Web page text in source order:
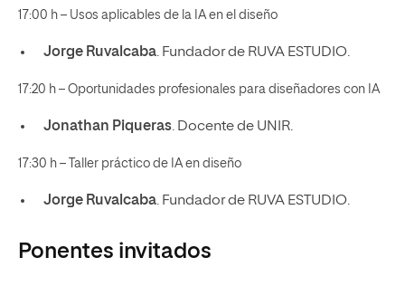
17:00 h – Usos aplicables de la IA en el diseño
Jorge Ruvalcaba. Fundador de RUVA ESTUDIO.
17:20 h – Oportunidades profesionales para diseñadores con IA
Jonathan Piqueras. Docente de UNIR.
17:30 h – Taller práctico de IA en diseño
Jorge Ruvalcaba. Fundador de RUVA ESTUDIO.
Ponentes invitados